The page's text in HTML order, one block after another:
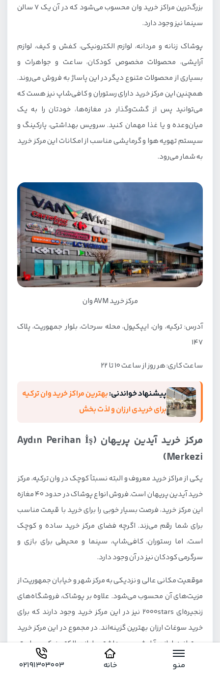
منو خانه 02191303003
بزرگ‌ترین مراکز خرید وان محسوب می‌شود که در آن یک 7 سالن
سینما نیز وجود دارد.
پوشاک زنانه و مردانه، لوازم الکترونیکی، کفش و کیف، لوازم
آرایشی، محصولات مخصوص کودکان، ساعت و جواهرات و
بسیاری از محصولات متنوع دیگر در این پاساژ به فروش می‌روند.
همچنین این مرکز خرید دارای رستوران و کافی‌شاپ نیز هست که
می‌توانید پس از گشت‌وگذار در مغازه‌ها، خودتان را به یک
میان‌وعده و یا غذا مهمان کنید. سرویس بهداشتی، پارکینگ و
سیستم تهویه هوا و گرمایشی مناسب از امکانات این مرکز خرید
به شمار می‌رود.
مرکز خرید AVM وان
آدرس: ترکیه، وان، ایپکیول، محله سرحات، بلوار جمهوریت، پلاک
147
ساعت کاری: هر روز از ساعت 10 تا 22
پیشنهاد خواندنی:بهترین مراکز خرید وان ترکیه
برای خریدی ارزان و لذت بخش
مرکز خرید آیدین پریهان (Aydın Perihan İş
Merkezi)
یکی از مراکز خرید معروف و البته نسبتاً کوچک در وان ترکیه، مرکز
خرید آیدین پریهان است. فروش انواع پوشاک در حدود 40 مغازه
این مرکز خرید، فرصت بسیار خوبی را برای خرید با قیمت مناسب
برای شما رقم می‌زند. اگرچه فضای مرکز خرید ساده و کوچک
است، اما رستوران، کافی‌شاپ، سینما و محیطی برای بازی و
سرگرمی کودکان نیز در آن وجود دارد.
موقعیت مکانی عالی و نزدیکی به مرکز شهر و خیابان جمهوریت از
مزیت‌های آن محسوب می‌شود. علاوه بر پوشاک، فروشگاه‌های
زنجیره‌ای 2000stars نیز در این مرکز خرید وجود دارند که برای
خرید سوغات ارزان بهترین گزینه‌اند. در مجموع در این مرکز خرید
می‌توانید لوازم آرایشی و بهداشتی، لوازم الکترونیکی، ساعت،
کیف و کفش و متنوع‌ترین پوشاک را از برندهای معروف تهیه